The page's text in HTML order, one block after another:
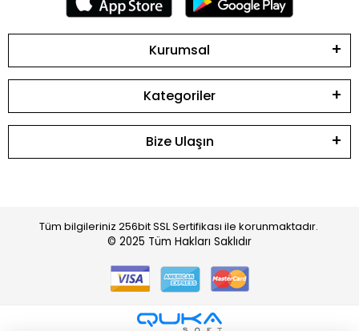
Kurumsal
Kategoriler
Bize Ulaşın
Tüm bilgileriniz 256bit SSL Sertifikası ile korunmaktadır.
© 2025 Tüm Hakları Saklıdır